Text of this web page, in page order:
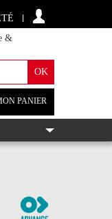
&
PANIER
+